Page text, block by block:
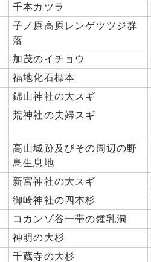
千本カツラ
子ノ原高原レンゲツツジ群
落
加茂のイチョウ
福地化石標本
錦山神社の大スギ
荒神社の夫婦スギ
高山城跡及びその周辺の野
鳥生息地
新宮神社の大スギ
御崎神社の四本杉
コカンゾ谷一帯の鍾乳洞
神明の大杉
千蔵寺の大杉